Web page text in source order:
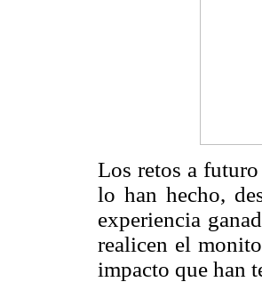
Los retos a
lo han hecho,
experiencia
realicen el
impacto que han